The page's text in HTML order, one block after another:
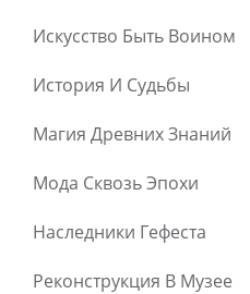
Искусство Быть Воином
История И Судьбы
Магия Древних Знаний
Мода Сквозь Эпохи
Наследники Гефеста
Реконструкция В Музее